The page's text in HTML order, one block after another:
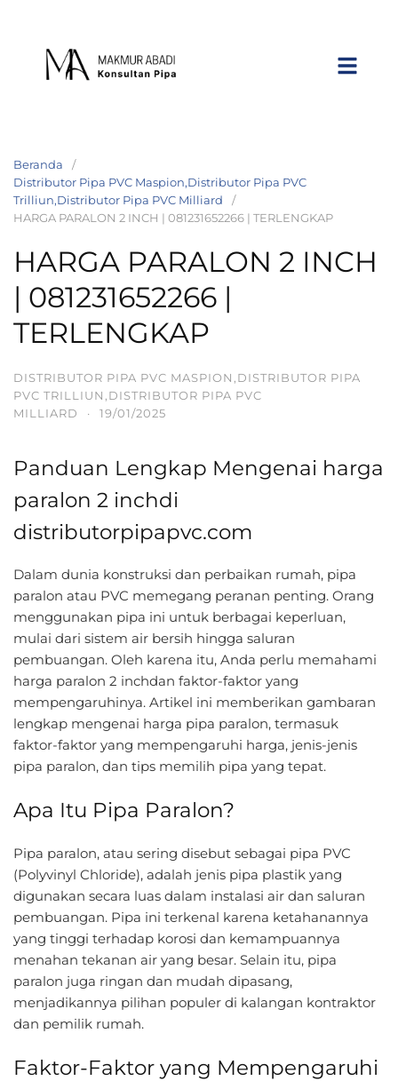
Beranda
Distributor Pipa PVC Maspion,Distributor Pipa PVC
Trilliun,Distributor Pipa PVC Milliard
HARGA PARALON 2 INCH | 081231652266 | TERLENGKAP
HARGA PARALON 2 INCH
| 081231652266 |
TERLENGKAP
DISTRIBUTOR PIPA PVC MASPION,DISTRIBUTOR PIPA
PVC TRILLIUN,DISTRIBUTOR PIPA PVC
MILLIARD
· 19/01/2025
Panduan Lengkap Mengenai harga
paralon 2 inchdi
distributorpipapvc.com
Dalam dunia konstruksi dan perbaikan rumah, pipa
paralon atau PVC memegang peranan penting. Orang
menggunakan pipa ini untuk berbagai keperluan,
mulai dari sistem air bersih hingga saluran
pembuangan. Oleh karena itu, Anda perlu memahami
harga paralon 2 inchdan faktor-faktor yang
mempengaruhinya. Artikel ini memberikan gambaran
lengkap mengenai harga pipa paralon, termasuk
faktor-faktor yang mempengaruhi harga, jenis-jenis
pipa paralon, dan tips memilih pipa yang tepat.
Apa Itu Pipa Paralon?
Pipa paralon, atau sering disebut sebagai pipa PVC
(Polyvinyl Chloride), adalah jenis pipa plastik yang
digunakan secara luas dalam instalasi air dan saluran
pembuangan. Pipa ini terkenal karena ketahanannya
yang tinggi terhadap korosi dan kemampuannya
menahan tekanan air yang besar. Selain itu, pipa
paralon juga ringan dan mudah dipasang,
menjadikannya pilihan populer di kalangan kontraktor
dan pemilik rumah.
Faktor-Faktor yang Mempengaruhi